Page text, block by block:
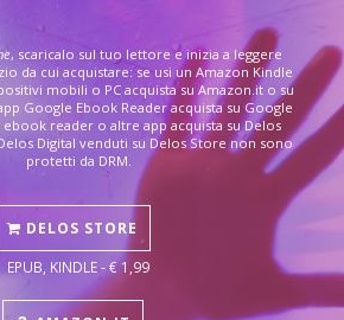
, scaricalo sul tuo lettore e inizia a leggere
da cui acquistare: se usi un Amazon Kindle
mobili o PC acquista su Amazon.it o su
Google Ebook Reader acquista su Google
ebook reader o altre app acquista su Delos
Digital venduti su Delos Store non sono
protetti da DRM.
DELOS STORE
EPUB, KINDLE - € 1,99